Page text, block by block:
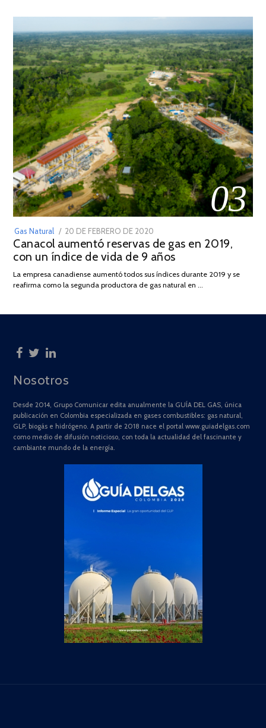
03
Gas Natural
POSTED
ON
20 DE FEBRERO DE 2020
DE
JULIO
2025
Canacol aumentó reservas de gas en 2019,
con un índice de vida de 9 años
La empresa canadiense aumentó todos sus índices durante 2019 y se
reafirma como la segunda productora de gas natural en …
Nosotros
Desde 2014, Grupo Comunicar edita anualmente la GUÍA DEL GAS, única
publicación en Colombia especializada en gases combustibles: gas natural,
GLP, biogás e hidrógeno. A partir de 2018 nace el portal www.guiadelgas.com
como medio de difusión noticioso, con toda la actualidad del fascinante y
cambiante mundo de la energía.